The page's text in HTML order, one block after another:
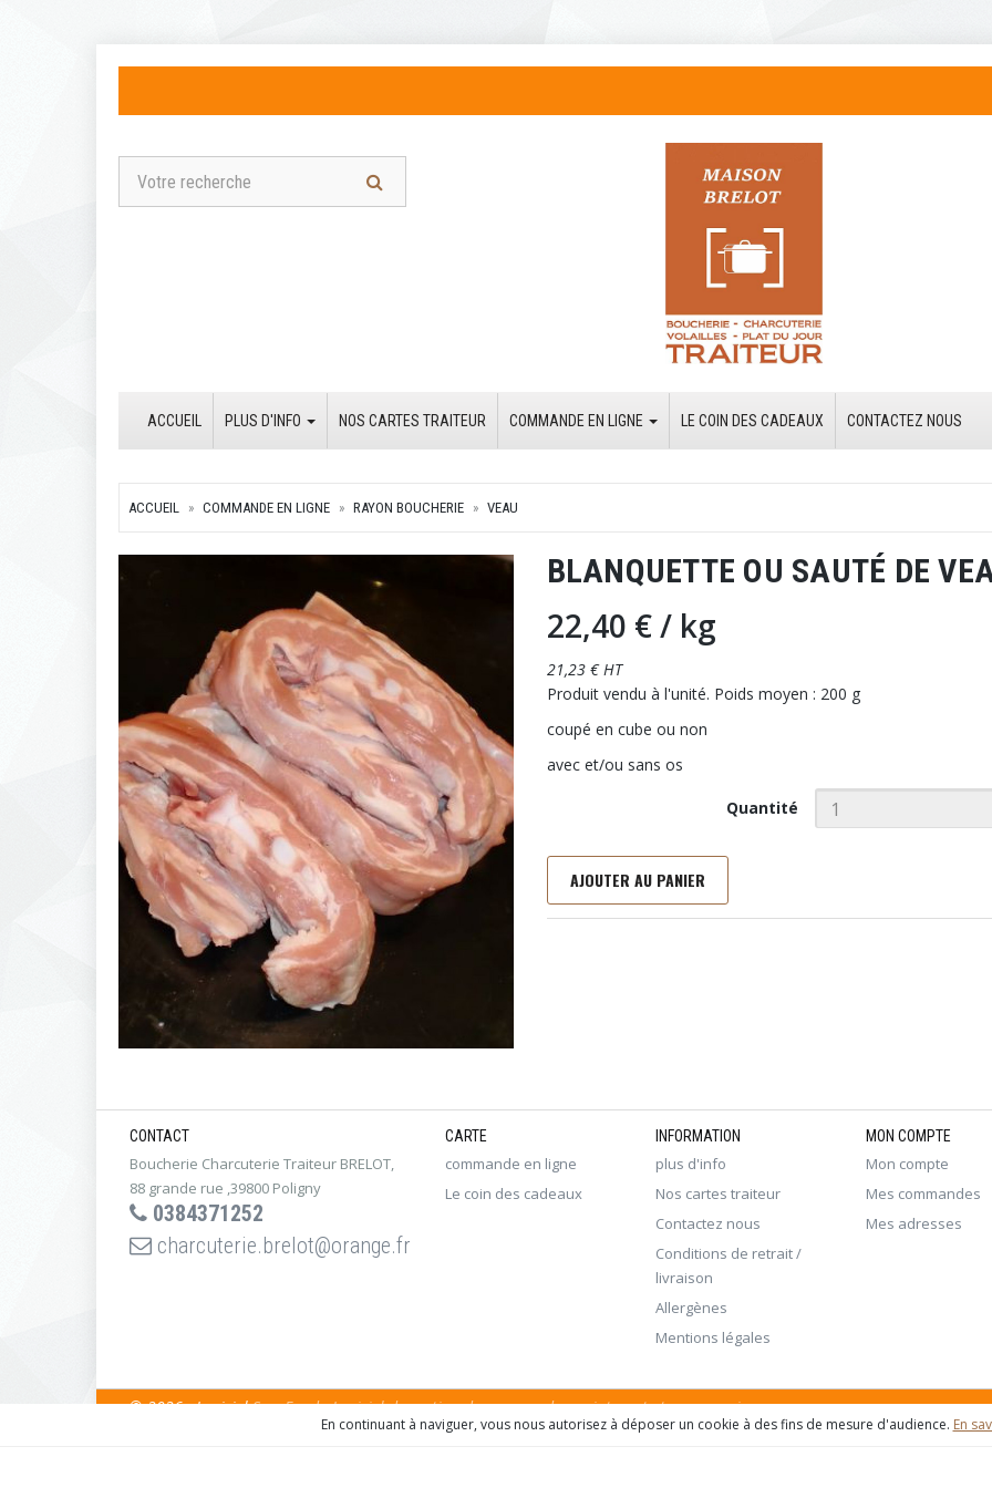
ACCUEIL PLUS D'INFO NOS CARTES TRAITEUR COMMANDE EN LIGNE LE COIN DES CADEAUX CONTACTEZ NOUS
ACCUEIL COMMANDE EN LIGNE RAYON BOUCHERIE VEAU
BLANQUETTE OU SAUTÉ DE
22,40 €/ kg
21,23 € HT
Produit vendu à l'unité. Poids moyen : 200 g
coupé en cube ou non
avec et/ou sans os
Quantité
AJOUTER AU PANIER
CONTACT
Boucherie Charcuterie Traiteur BRELOT,
88 grande rue ,39800 Poligny
0384371252
charcuterie.brelot@orange.fr
CARTE
commande en ligne
Le coin des cadeaux
INFORMATION
plus d'info
Nos cartes traiteur
Contactez nous
Conditions de retrait /
livraison
Allergènes
Mentions légales
MON COMPTE
Mon compte
Mes commandes
Mes adresses
© 2026 - LogicielSaasFood - Logiciel de gestion de commande sur internet et en magasin
En continuant à naviguer, vous nous autorisez à déposer un cookie à des fins de mesure d'audience. En